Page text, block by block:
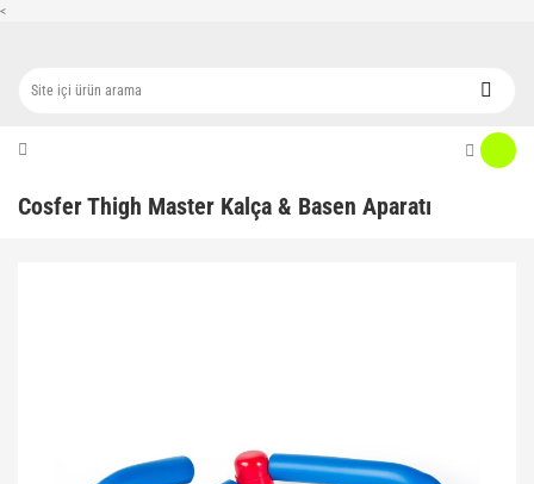
<
Cosfer Thigh Master Kalça & Basen Aparatı